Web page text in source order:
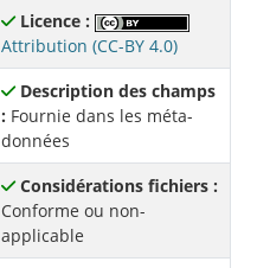
Licence :
Attribution (CC-BY 4.0)
Description des champs
: Fournie dans les méta-
données
Considérations fichiers :
Conforme ou non-
applicable